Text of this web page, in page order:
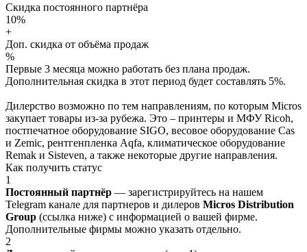
Скидка постоянного партнёра
10%
+
Доп. скидка от объёма продаж
%
Первые 3 месяца можно работать без плана продаж.
Дополнительная скидка в этот период будет составлять 5%.
Дилерство возможно по тем направлениям, по которым Micros
закупает товары из-за рубежа. Это – принтеры и МФУ Ricoh,
постпечатное оборудование SIGO, весовое оборудование Cas
и Zemic, рентгенпленка Aqfa, климатическое оборудование
Remak и Sisteven, а также некоторые другие направления.
Как получить статус
1
Постоянный партнёр — зарегистрируйтесь на нашем
Telegram канале для партнеров и дилеров Micros Distribution
Group (ссылка ниже) с информацией о вашей фирме.
Дополнительные фирмы можно указать отдельно.
2